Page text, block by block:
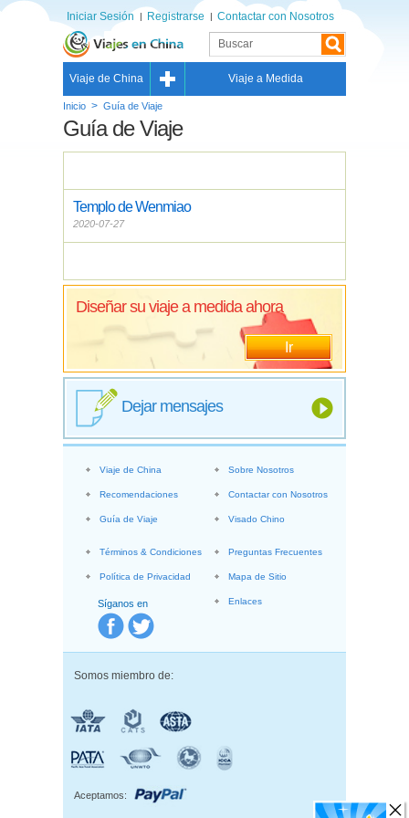
Iniciar Sesión Registrarse Contactar con Nosotros
Viaje de China Viaje a Medida
Inicio > Guía de Viaje
Guía de Viaje
Templo de Wenmiao
2020-07-27
Diseñar su viaje a medida ahora
Ir
Dejar mensajes
Síganos en
Viaje de China
Recomendaciones
Guía de Viaje
Sobre Nosotros
Contactar con Nosotros
Visado Chino
Términos & Condiciones
Política de Privacidad
Preguntas Frecuentes
Mapa de Sitio
Enlaces
Somos miembro de:
Aceptamos: